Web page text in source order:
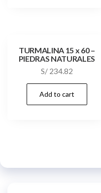
TURMALINA 15 x 60 –
PIEDRAS NATURALES
S/234.82
Add to cart